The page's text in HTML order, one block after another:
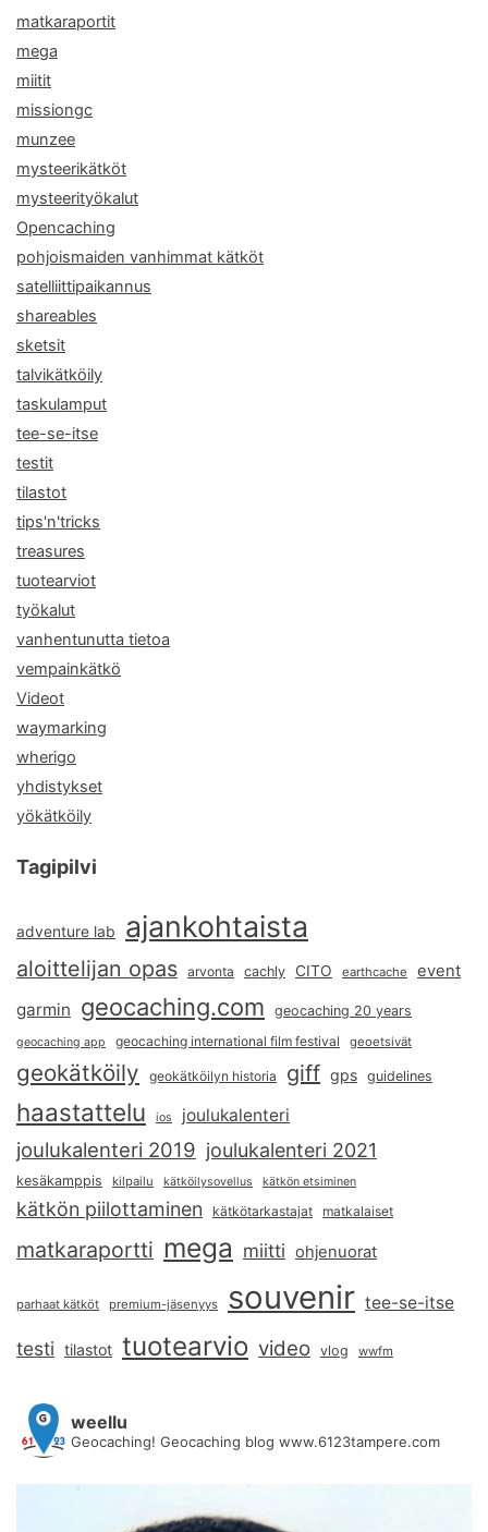
matkaraportit
mega
miitit
missiongc
munzee
mysteerikätköt
mysteerityökalut
Opencaching
pohjoismaiden vanhimmat kätköt
satelliittipaikannus
shareables
sketsit
talvikätköily
taskulamput
tee-se-itse
testit
tilastot
tips'n'tricks
treasures
tuotearviot
työkalut
vanhentunutta tietoa
vempainkätkö
Videot
waymarking
wherigo
yhdistykset
yökätköily
Tagipilvi
adventure lab ajankohtaista
aloittelijan opas arvonta cachly CITO earthcache event
garmin geocaching.com geocaching 20 years
geocaching app geocaching international film festival geoetsivät
geokätköily geokätköilyn historia giff gps guidelines
haastattelu ios joulukalenteri
joulukalenteri 2019 joulukalenteri 2021
kesäkamppis kilpailu kätköilysovellus kätkön etsiminen
kätkön piilottaminen kätkötarkastajat matkalaiset
matkaraportti mega miitti ohjenuorat
parhaat kätköt premium-jäsenyys souvenir tee-se-itse
testi tilastot tuotearvio video vlog wwfm
weellu
Geocaching! Geocaching blog www.6123tampere.com